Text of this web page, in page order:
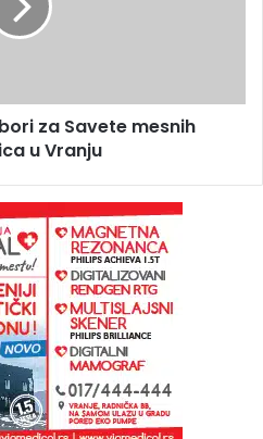
za Savete mesnih
u Vranju